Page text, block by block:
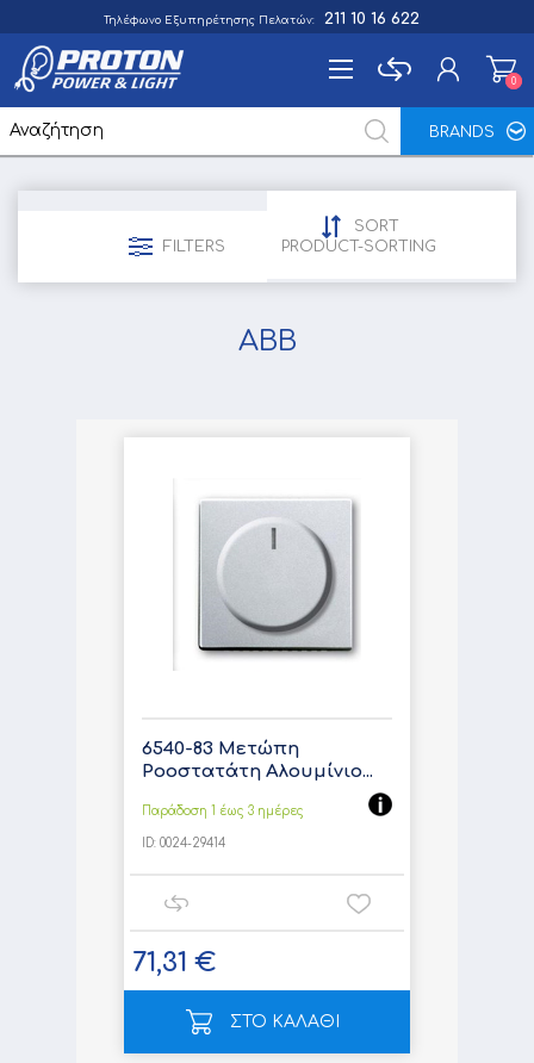
Τηλέφωνο Εξυπηρέτησης Πελατών: 211 10 16 622
BRANDS
Αγαπημένα
0
00
FILTERS
SORT
PRODUCT-SORTING
ABB
6540-83 Μετώπη
Ροοστατάτη Αλουμίνιο...
Παράδοση 1 έως 3 ημέρες
ID: 0024-29414
71,31 €
ΣΤΟ ΚΑΛΑΘΙ